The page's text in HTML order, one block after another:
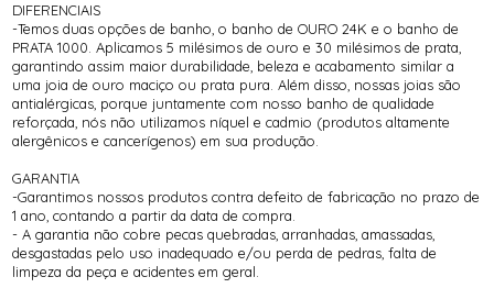
DIFERENCIAIS
-Temos duas opções de banho, o banho de OURO 24K e o banho de
PRATA 1000. Aplicamos 5 milésimos de ouro e 30 milésimos de prata,
garantindo assim maior durabilidade, beleza e acabamento similar a
uma joia de ouro maciço ou prata pura. Além disso, nossas joias são
antialérgicas, porque juntamente com nosso banho de qualidade
reforçada, nós não utilizamos níquel e cadmio (produtos altamente
alergênicos e cancerígenos) em sua produção.
GARANTIA
-Garantimos nossos produtos contra defeito de fabricação no prazo de
1 ano, contando a partir da data de compra.
- A garantia não cobre pecas quebradas, arranhadas, amassadas,
desgastadas pelo uso inadequado e/ou perda de pedras, falta de
limpeza da peça e acidentes em geral.